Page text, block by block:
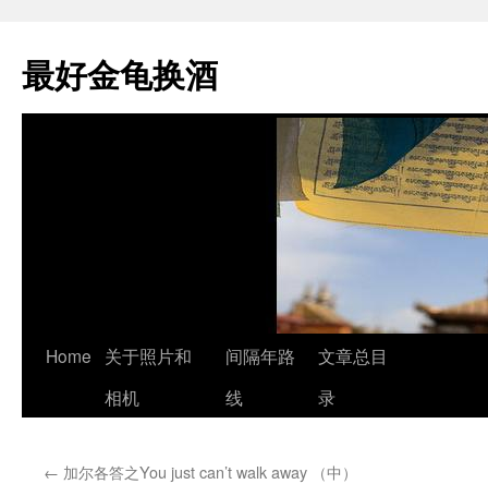
最好金龟换酒
Skip
Home
关于照片和
相机
间隔年路
线
文章总目
录
← 加尔各答之You just can’t walk away （中）